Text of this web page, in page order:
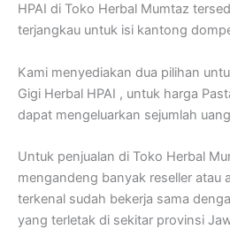
HPAI di Toko Herbal Mumtaz
terjangkau untuk isi kantong
Kami menyediakan dua pilihan
Gigi Herbal HPAI , untuk harga
dapat mengeluarkan sejumlah
Untuk penjualan di Toko Herbal
mengandeng banyak reseller atau
terkenal sudah bekerja sama
yang terletak di sekitar provinsi